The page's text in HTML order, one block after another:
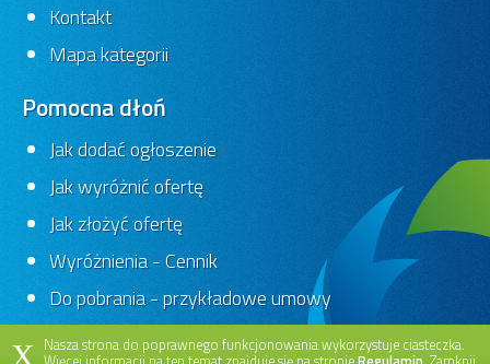
Kontakt
Mapa kategorii
Pomocna dłoń
Jak dodać ogłoszenie
Jak wyróżnić ofertę
Jak złożyć ofertę
Wyróżnienia - Cennik
Do pobrania - przykładowe umowy
X Nasza strona do poprawnego funkcjonowania wykorzystuje ciasteczka.